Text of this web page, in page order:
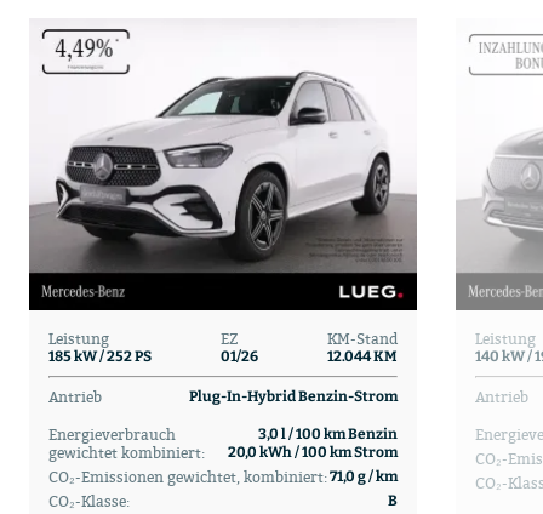
Leistung
185 kW / 252 PS
EZ
01/26
KM-Stand
12.044 KM
Antrieb Plug-In-Hybrid Benzin-Strom
Energieverbrauch
gewichtet kombiniert:
3,0 l / 100 km Benzin
20,0 kWh / 100 km Strom
CO₂-Emissionen gewichtet, kombiniert:71,0 g / km
CO₂-Klasse:
B
Leistung
140 kW /
Antrieb
CO₂-
CO₂-